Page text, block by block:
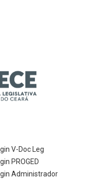
V-Doc Leg
PROGED
Administrador